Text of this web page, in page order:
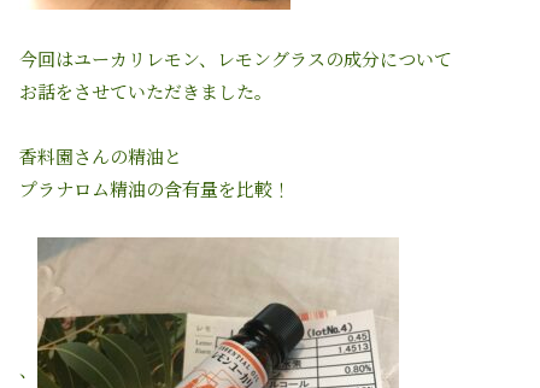
今回はユーカリレモン、レモングラスの成分について
お話をさせていただきました。
香料園さんの精油と
プラナロム精油の含有量を比較！
、